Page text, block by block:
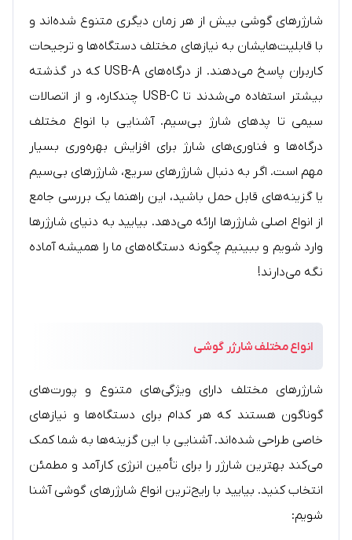
شارژرهای گوشی بیش از هر زمان دیگری متنوع شده‌اند و
با قابلیت‌هایشان به نیازهای مختلف دستگاه‌ها و ترجیحات
کاربران پاسخ می‌دهند. از درگاه‌های USB-A که در گذشته
بیشتر استفاده می‌شدند تا USB-C چندکاره، و از اتصالات
سیمی تا پدهای شارژ بی‌سیم. آشنایی با انواع مختلف
درگاه‌ها و فناوری‌های شارژ برای افزایش بهره‌وری بسیار
مهم است. اگر به دنبال شارژرهای سریع، شارژرهای بی‌سیم
یا گزینه‌های قابل حمل باشید، این راهنما یک بررسی جامع
از انواع اصلی شارژرها ارائه می‌دهد. بیایید به دنیای شارژرها
وارد شویم و ببینیم چگونه دستگاه‌های ما را همیشه آماده
نگه می‌دارند!
انواع مختلفشارژر گوشی
شارژرهای مختلف دارای ویژگی‌های متنوع و پورت‌های
گوناگون هستند که هر کدام برای دستگاه‌ها و نیازهای
خاصی طراحی شده‌اند. آشنایی با این گزینه‌ها به شما کمک
می‌کند بهترین شارژر را برای تأمین انرژی کارآمد و مطمئن
انتخاب کنید. بیایید با رایج‌ترین انواع شارژرهای گوشی آشنا
شویم: